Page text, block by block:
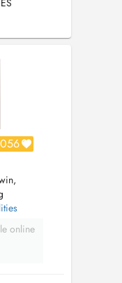
au +352 621
online